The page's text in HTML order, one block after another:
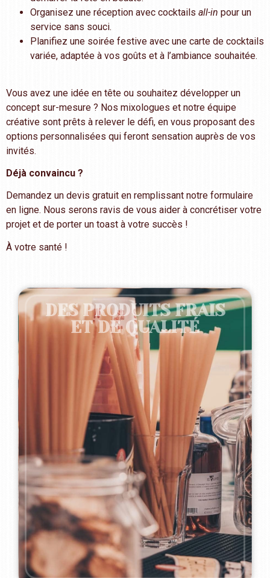
Organisez une réception avec cocktails all-in pour un
service sans souci.
Planifiez une soirée festive avec une carte de cocktails
variée, adaptée à vos goûts et à l’ambiance souhaitée.
Vous avez une idée en tête ou souhaitez développer un
concept sur-mesure ? Nos mixologues et notre équipe
créative sont prêts à relever le défi, en vous proposant des
options personnalisées qui feront sensation auprès de vos
invités.
Déjà convaincu ?
Demandez un devis gratuit en remplissant notre formulaire
en ligne. Nous serons ravis de vous aider à concrétiser votre
projet et de porter un toast à votre succès !
À votre santé !
DES PRODUITS FRAIS
ET DE QUALITÉ